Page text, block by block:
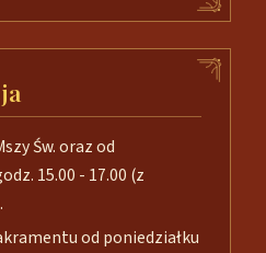
Św. oraz od
15.00 - 17.00 (z
od poniedziałku